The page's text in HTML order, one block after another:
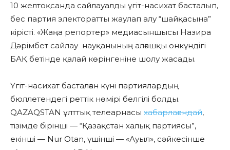
10 желтоқсанда сайлауалды үгіт-насихат басталып,
бес партия электоратты жаулап алу “шайқасына”
кірісті. «Жаңа репортер» медиасыншысы Назира
Дәрімбет сайлау науқанының алғашқы онкүндігі
БАҚ бетінде қалай көрінгеніне шолу жасады.
Үгіт-насихат басталған күні партиялардың
бюллетендегі реттік нөмірі белгілі болды.
QAZAQSTAN ұлттық телеарнасы хабарлағандай,
тізімде бірінші — “Қазақстан халық партиясы”,
екінші — Nur Otan, үшінші — «Ауыл», сәйкесінше